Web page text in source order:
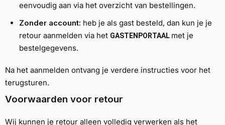
eenvoudig aan via het overzicht van bestellingen.
Zonder account: heb je als gast besteld, dan kun je je
retour aanmelden via het GASTENPORTAAL met je
bestelgegevens.
Na het aanmelden ontvang je verdere instructies voor het
terugsturen.
Voorwaarden voor retour
Wij kunnen je retour alleen volledig verwerken als het